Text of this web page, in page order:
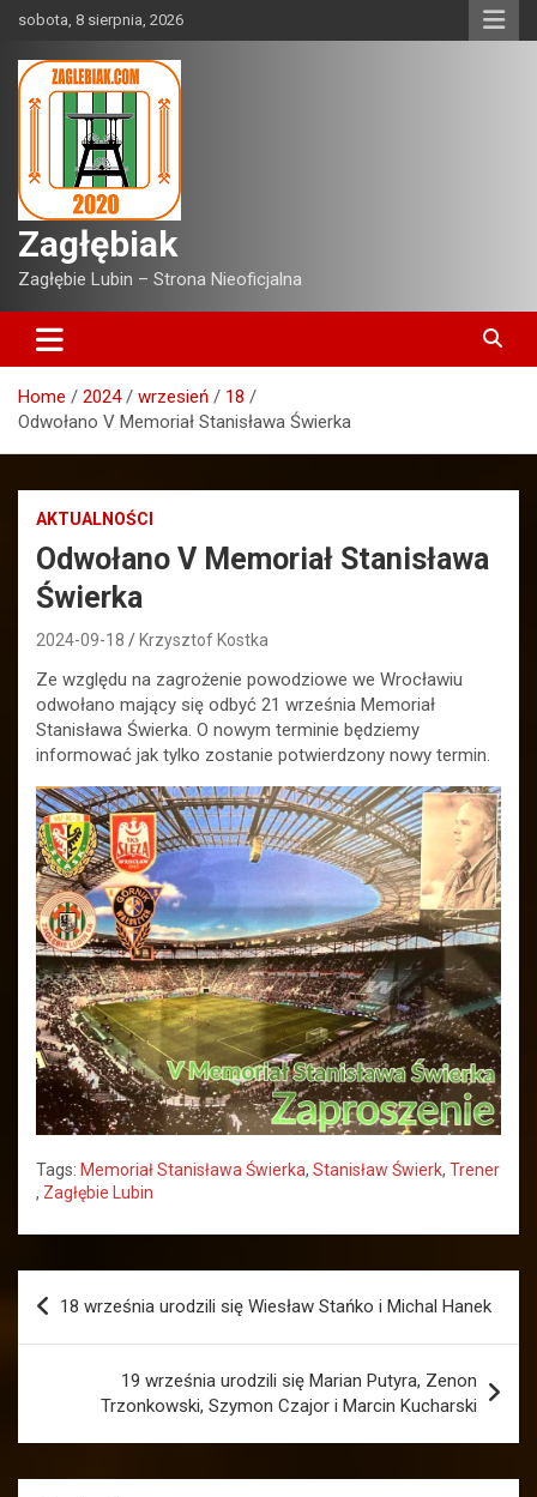
content
sobota, 8 sierpnia, 2026
Zagłębiak
Zagłębie Lubin – Strona Nieoficjalna
Home 2024 wrzesień
18
Odwołano V Memoriał Stanisława Świerka
AKTUALNOŚCI
Odwołano V Memoriał Stanisława
Świerka
2024-09-18 Krzysztof Kostka
Ze względu na zagrożenie powodziowe we Wrocławiu
odwołano mający się odbyć 21 września Memoriał
Stanisława Świerka. O nowym terminie będziemy
informować jak tylko zostanie potwierdzony nowy termin.
Tags: Memoriał Stanisława Świerka, Stanisław Świerk, Trener
, Zagłębie Lubin
Nawigacja
wpisu
18 września urodzili się Wiesław Stańko i Michal Hanek
19 września urodzili się Marian Putyra, Zenon
Trzonkowski, Szymon Czajor i Marcin Kucharski